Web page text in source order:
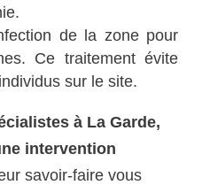
de la zone pour
Ce traitement évite
sur le site.
à La Garde,
intervention
savoir-faire vous